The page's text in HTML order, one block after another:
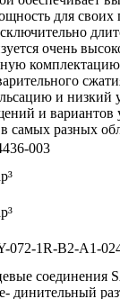
для
очень
и низкий
и вариантов
самых разных
003
072-1R-B2-A1-
соединения
динительный